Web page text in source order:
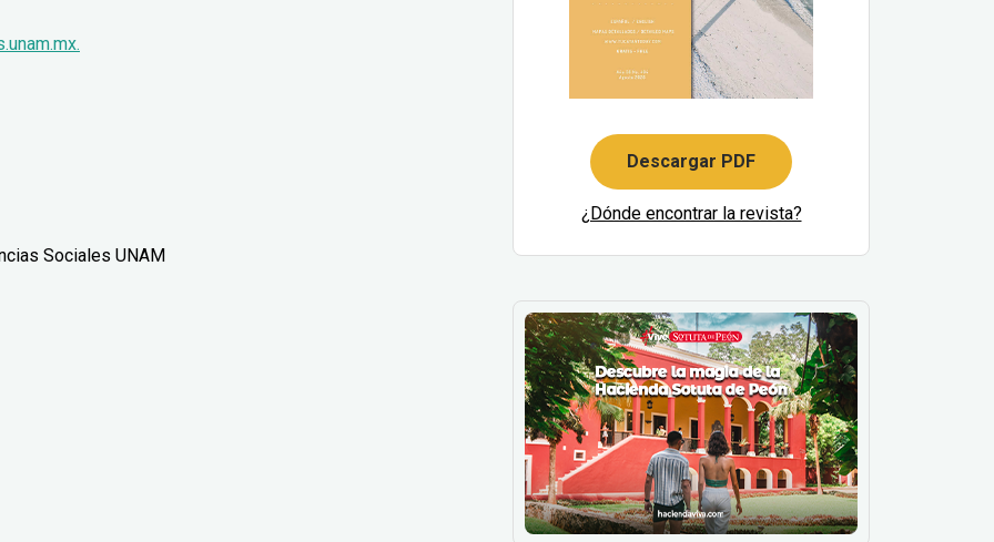
Sociales UNAM
Descargar PDF
¿Dónde encontrar la revista?